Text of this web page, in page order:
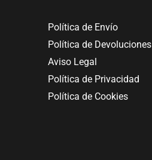
Política de Envío
Política de Devoluciones
Aviso Legal
Política de Privacidad
Política de Cookies